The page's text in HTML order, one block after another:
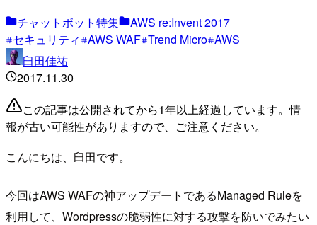
チャットボット特集
AWS re:Invent 2017
セキュリティ AWS WAF Trend Micro AWS
臼田佳祐
2017.11.30
この記事は公開されてから1年以上経過しています。情
報が古い可能性がありますので、ご注意ください。
こんにちは、臼田です。
今回はAWS WAFの神アップデートであるManaged Ruleを
利用して、Wordpressの脆弱性に対する攻撃を防いでみたい